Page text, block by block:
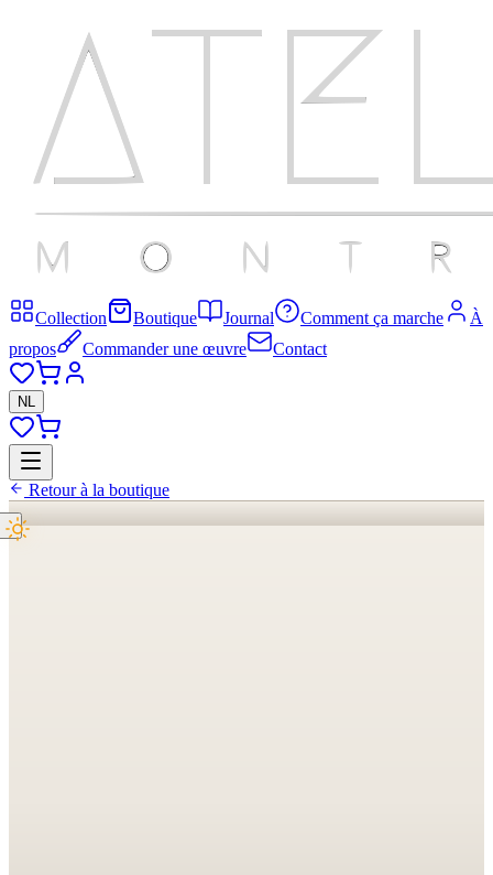
Collection Boutique Journal Comment ça marche
À
propos
Commander une œuvre Contact
NL
Retour à la boutique